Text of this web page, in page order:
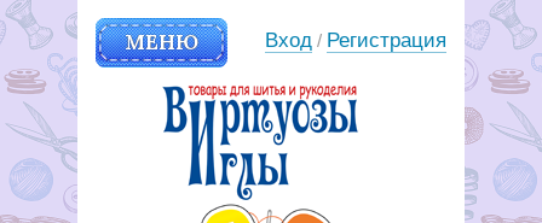
МЕНЮ Вход / Регистрация